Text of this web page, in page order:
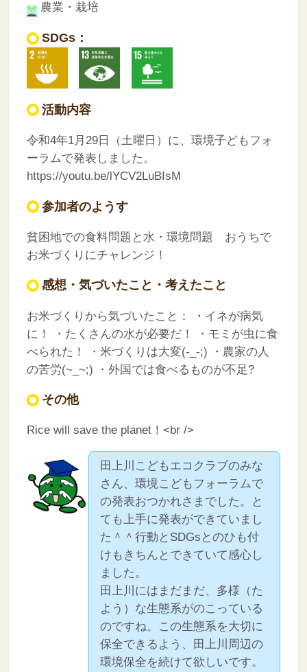
農業・栽培
SDGs：
活動内容
令和4年1月29日（土曜日）に、環境子どもフォ
ーラムで発表しました。
https://youtu.be/lYCV2LuBIsM
参加者のようす
貧困地での食料問題と水・環境問題 おうちで
お米づくりにチャレンジ！
感想・気づいたこと・考えたこと
お米づくりから気づいたこと：
・イネが病気
に！
・たくさんの水が必要だ！
・モミが虫に食
べられた！
・米づくりは大変(-_-;) ・農家の人
の苦労(~_~;) ・外国では食べるものが不足?
その他
Rice will save the planet！<br />
田上川こどもエコクラブのみな
さん、環境こどもフォーラムで
の発表おつかれさまでした。と
ても上手に発表ができていまし
た＾＾行動とSDGsとのひも付
けもきちんとできていて感心し
ました。
田上川にはまだまだ、多様（た
よう）な生態系がのこっている
のですね。この生態系を大切に
保全できるよう、田上川周辺の
環境保全を続けて欲しいです。